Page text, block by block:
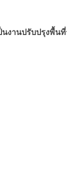
งานปรับปรุงพื้น